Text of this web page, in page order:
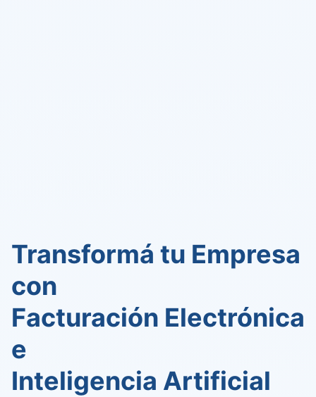
Transformá tu Empresa
con
Facturación Electrónica
e
Inteligencia Artificial